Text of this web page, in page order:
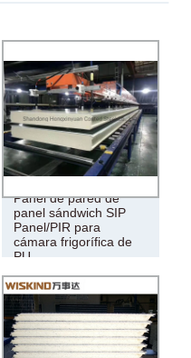
Panel de pared de
panel sándwich SIP
Panel/PIR para
cámara frigorífica de
PU